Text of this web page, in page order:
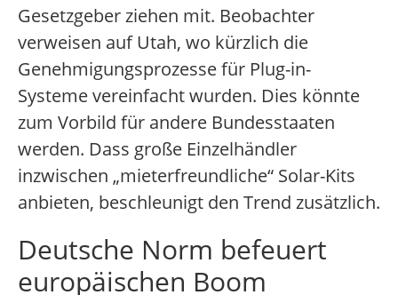
Gesetzgeber ziehen mit. Beobachter
verweisen auf Utah, wo kürzlich die
Genehmigungsprozesse für Plug-in-
Systeme vereinfacht wurden. Dies könnte
zum Vorbild für andere Bundesstaaten
werden. Dass große Einzelhändler
inzwischen „mieterfreundliche“ Solar-Kits
anbieten, beschleunigt den Trend zusätzlich.
Deutsche Norm befeuert
europäischen Boom